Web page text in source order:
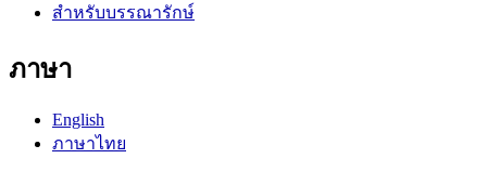
สำหรับบรรณารักษ์
ภาษา
English
ภาษาไทย